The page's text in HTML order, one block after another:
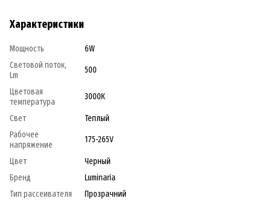
Характеристики
Мощность
6W
Световой поток,
Lm
500
Цветовая
температура
3000К
Свет
Теплый
Рабочее
напряжение
175-265V
Цвет
Черный
Бренд
Luminaria
Тип рассеивателя
Прозрачний